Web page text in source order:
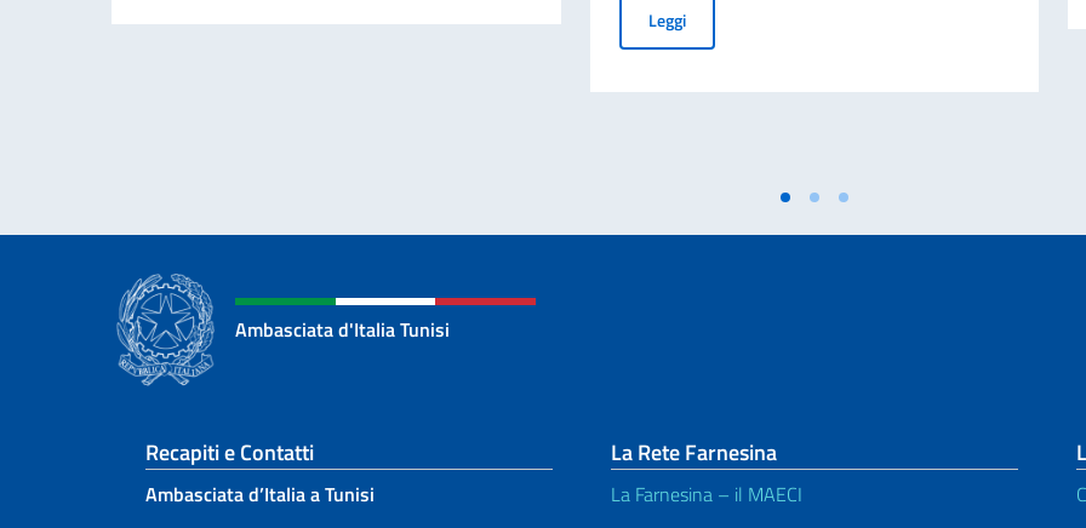
LeggiBorse di Studio della Fondazione Med-Or per il Master
Ambasciata d'Italia Tunisi
Sezione footer
Recapiti e Contatti
Ambasciata d’Italia a Tunisi
La Rete Farnesina
La Farnesina – il MAECI